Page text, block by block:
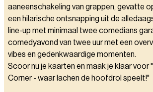
aaneenschakeling van grappen, gevatte
een hilarische ontsnapping uit de
line-up met minimaal twee comedians
comedyavond van twee uur met een
vibes en gedenkwaardige momenten.
Scoor nu je kaarten en maak je klaar voor
Corner - waar lachen de hoofdrol speelt!"